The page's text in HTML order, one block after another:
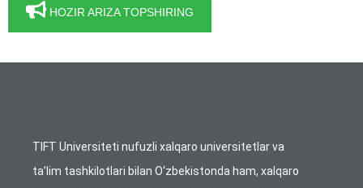
HOZIR ARIZA TOPSHIRING
TIFT Universiteti nufuzli xalqaro universitetlar va
ta’lim tashkilotlari bilan O‘zbekistonda ham, xalqaro